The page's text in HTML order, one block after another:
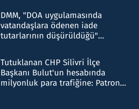
DMM, "DOA uygulamasında
vatandaşlara ödenen iade
tutarlarının düşürüldüğü"
Tutuklanan CHP Silivri İlçe
Başkanı Bulut'un hesabında
milyonluk para trafiğine: Patron